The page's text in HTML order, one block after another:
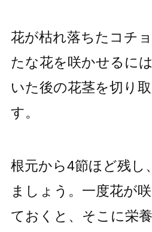
花が枯れ落ちたコチ
たな花を咲かせるに
いた後の花茎を切り
す。
根元から4節ほど残し
ましょう。一度花が
ておくと、そこに栄